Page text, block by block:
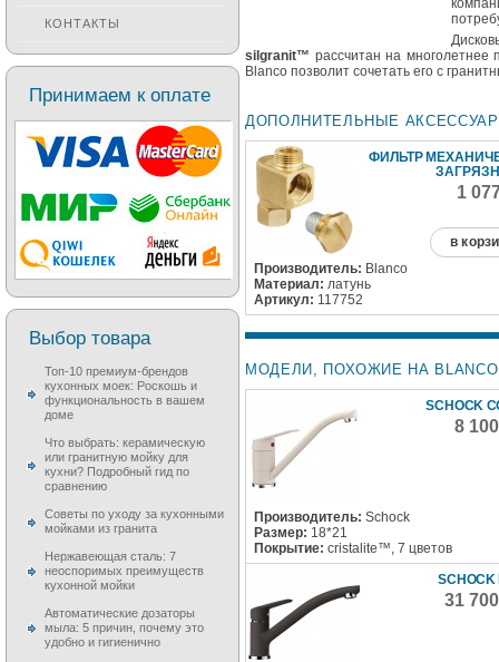
silgranit™ рассчитан на многолетнее
Blanco позволит сочетать его с
ДОПОЛНИТЕЛЬНЫЕ
ФИЛЬТР
1
в
Производитель: Blanco
Материал: латунь
Артикул: 117752
МОДЕЛИ, ПОХОЖИЕ НА BLANCO
SCHOCK
8
Производитель: Schock
Размер: 18*21
Покрытие: cristalite™, 7 цветов
31
КОНТАКТЫ
Принимаем к оплате
Выбор товара
Топ-10 премиум-брендов
кухонных моек: Роскошь и
функциональность в вашем
доме
Что выбрать: керамическую
или гранитную мойку для
кухни? Подробный гид по
сравнению
Советы по уходу за кухонными
мойками из гранита
Нержавеющая сталь: 7
неоспоримых преимуществ
кухонной мойки
Автоматические дозаторы
мыла: 5 причин, почему это
удобно и гигиенично